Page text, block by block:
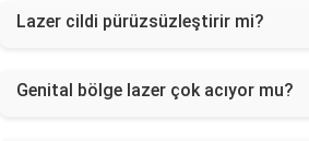
Lazer cildi pürüzsüzleştirir mi?
Genital bölge lazer çok acıyor mu?